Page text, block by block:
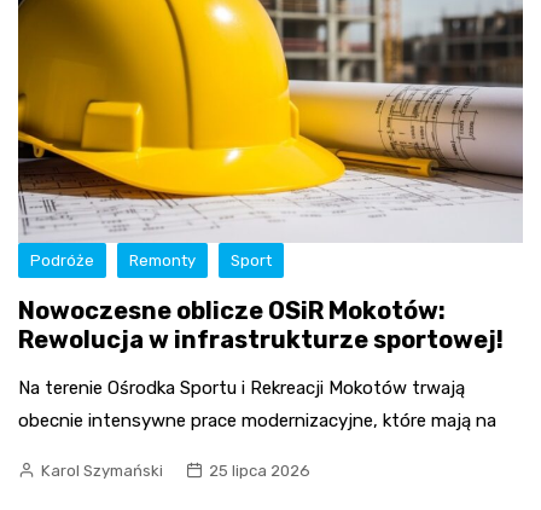
Podróże Remonty Sport
Nowoczesne oblicze OSiR Mokotów:
Rewolucja w infrastrukturze sportowej!
Na terenie Ośrodka Sportu i Rekreacji Mokotów trwają
obecnie intensywne prace modernizacyjne, które mają na
Karol Szymański 25 lipca 2026